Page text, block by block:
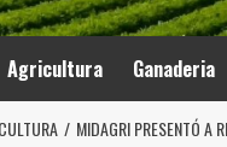
Agricultura Ganaderia
MIDAGRI PRESENTÓ A